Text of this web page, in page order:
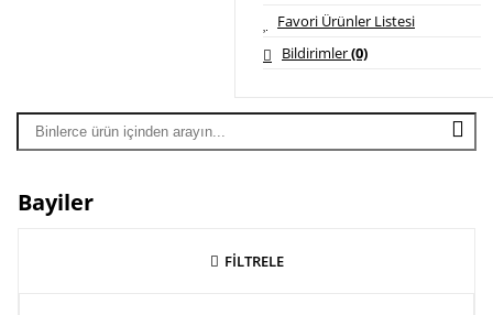
Favori Ürünler Listesi
Bildirimler(0)
Bayiler
FİLTRELE